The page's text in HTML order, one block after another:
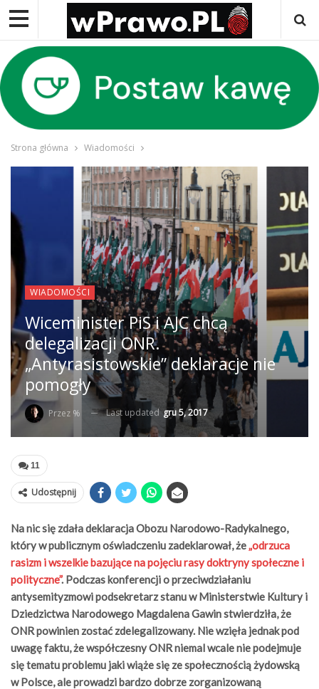
Strona główna Wiadomości
WIADOMOŚCI
Wiceminister PiS i AJC chcą
delegalizacji ONR.
„Antyrasistowskie” deklaracje nie
pomogły
Przez % Last updatedgru 5, 2017
11
Udostępnij
Na nic się zdała deklaracja Obozu Narodowo-Radykalnego,
który w publicznym oświadczeniu zadeklarował, że„odrzuca
rasizm i wszelkie bazujące na pojęciu rasy doktryny społeczne i
polityczne”. Podczas konferencji o przeciwdziałaniu
antysemityzmowi podsekretarz stanu w Ministerstwie Kultury i
Dziedzictwa Narodowego Magdalena Gawin stwierdziła, że
ONR powinien zostać zdelegalizowany. Nie wzięła jednak pod
uwagę faktu, że współczesny ONR niemal wcale nie podejmuje
się tematu problemu jaki wiąże się ze społecznością żydowską
w Polsce, ale prowadzi bardzo dobrze zorganizowaną